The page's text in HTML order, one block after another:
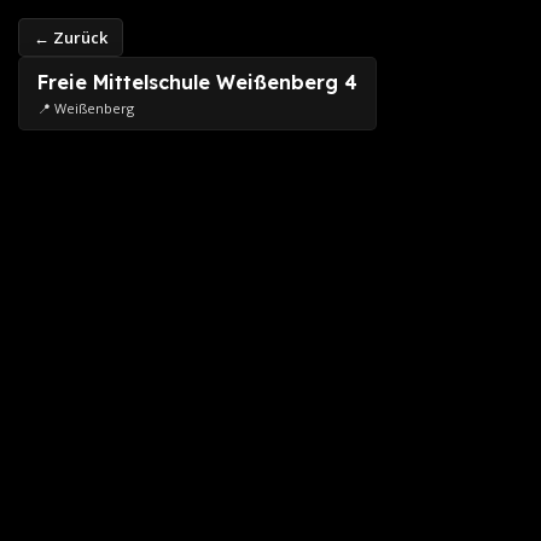
← Zurück
Freie Mittelschule Weißenberg 4
📍 Weißenberg